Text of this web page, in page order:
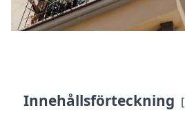
Innehållsförteckning